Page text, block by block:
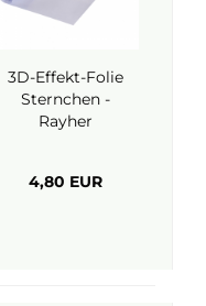
3D-Effekt-Folie
Sternchen -
Rayher
4,80 EUR